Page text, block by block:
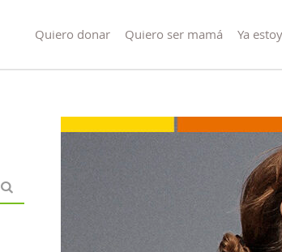
Quiero donar Quiero ser mamá Ya